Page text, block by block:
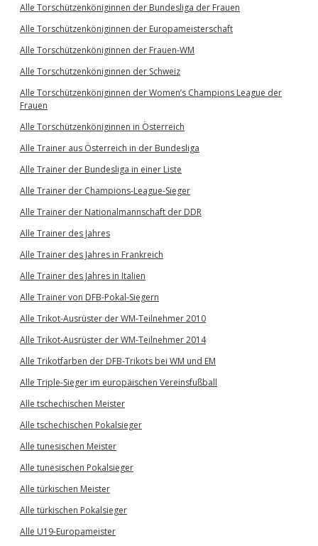
Alle Torschützenköniginnen der Bundesliga der Frauen
Alle Torschützenköniginnen der Europameisterschaft
Alle Torschützenköniginnen der Frauen-WM
Alle Torschützenköniginnen der Schweiz
Alle Torschützenköniginnen der Women’s Champions League der
Frauen
Alle Torschützenköniginnen in Österreich
Alle Trainer aus Österreich in der Bundesliga
Alle Trainer der Bundesliga in einer Liste
Alle Trainer der Champions-League-Sieger
Alle Trainer der Nationalmannschaft der DDR
Alle Trainer des Jahres
Alle Trainer des Jahres in Frankreich
Alle Trainer des Jahres in Italien
Alle Trainer von DFB-Pokal-Siegern
Alle Trikot-Ausrüster der WM-Teilnehmer 2010
Alle Trikot-Ausrüster der WM-Teilnehmer 2014
Alle Trikotfarben der DFB-Trikots bei WM und EM
Alle Triple-Sieger im europäischen Vereinsfußball
Alle tschechischen Meister
Alle tschechischen Pokalsieger
Alle tunesischen Meister
Alle tunesischen Pokalsieger
Alle türkischen Meister
Alle türkischen Pokalsieger
Alle U19-Europameister